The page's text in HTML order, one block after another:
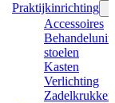
Praktijkinrichting
Accessoires
stoelen
Kasten
Verlichting
Zadelkrukken